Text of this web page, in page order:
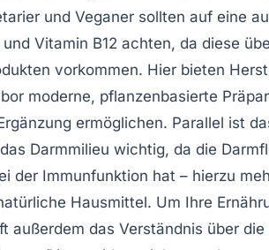
und Veganer sollten auf eine
Vitamin B12 achten, da diese
vorkommen. Hier bieten
moderne, pflanzenbasierte
ermöglichen. Parallel ist
Darmmilieu wichtig, da die
der Immunfunktion hat – hierzu
Hausmittel. Um Ihre
außerdem das Verständnis über die